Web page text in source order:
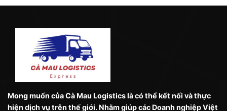
Mong muốn của Cà Mau Logistics là có thể kết nối và thực
hiện dịch vụ trên thế giới. Nhằm giúp các Doanh nghiệp Việt